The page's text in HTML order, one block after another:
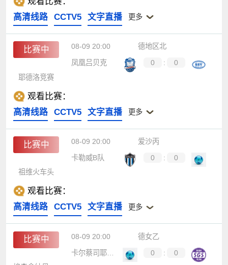
高清线路
CCTV5 文字直播 更多
比赛中 08-09 20:00
德地区北
凤凰吕贝克
0 :
0
耶德洛竞赛
观看比赛：
高清线路
CCTV5 文字直播 更多
比赛中 08-09 20:00
爱沙丙
卡勒威B队
0 :
0
祖维火车头
观看比赛：
高清线路
CCTV5 文字直播 更多
比赛中 08-09 20:00
德女乙
卡尔蔡司耶拿女足
0 :
0